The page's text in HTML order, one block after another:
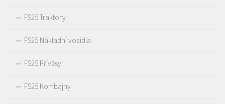
FS25 Traktory
FS25 Nákladní vozidla
FS25 Přívěsy
FS25 Kombajny